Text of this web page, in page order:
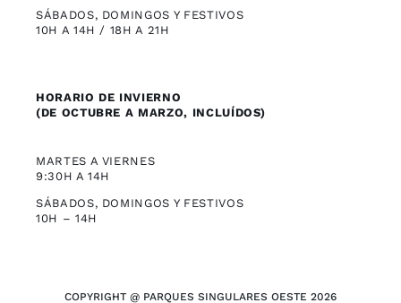
SÁBADOS, DOMINGOS Y FESTIVOS
10H A 14H / 18H A 21H
HORARIO DE INVIERNO
(DE OCTUBRE A MARZO, INCLUÍDOS)
MARTES A VIERNES
9:30H A 14H
SÁBADOS, DOMINGOS Y FESTIVOS
10H – 14H
COPYRIGHT @ PARQUES SINGULARES OESTE 2026